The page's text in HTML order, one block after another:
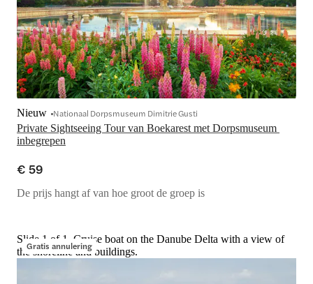
Private Sightseeing Tour van Boekarest met Dorpsmuseum
inbegrepen
Nieuw Nationaal Dorpsmuseum Dimitrie Gusti
€ 59
De prijs hangt af van hoe groot de groep is
Gratis annulering
Slide 1 of 1, Cruise boat on the Danube Delta with a view of
the shoreline and buildings.